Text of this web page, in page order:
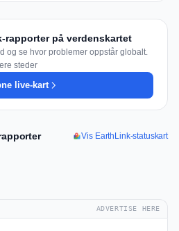
rapporter på verdenskartet
og se hvor problemer oppstår globalt.
steder
live-kart
Vis EarthLink-statuskart
ADVERTISE HERE